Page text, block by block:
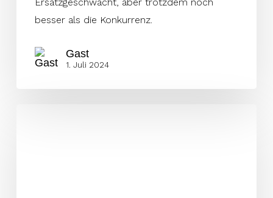
besser als die Konkurrenz.
Gast
1. Juli 2024